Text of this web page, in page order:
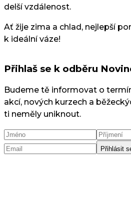
delší vzdálenost.
Ať žije zima a chlad, nejlepší
k ideální váze!
Přihlaš se k odběru
Budeme tě informovat o
akcí, nových kurzech a
ti neměly uniknout.
Přihlásit